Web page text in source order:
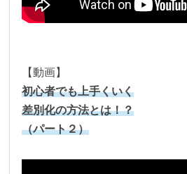
【動画】
初心者でも上手くいく
差別化の方法とは！？
（パート２）